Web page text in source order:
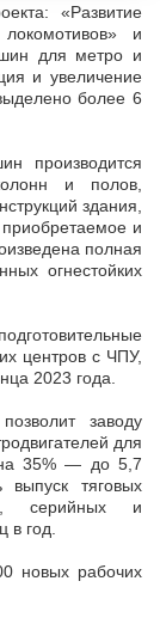
«Развитие
и
для метро и
и увеличение
более 6
производится
и полов,
здания,
и
полная
огнестойких
центров с ЧПУ,
2023 года.
заводу
для
на 35% — до 5,7
тяговых
серийных и
в год.
новых рабочих